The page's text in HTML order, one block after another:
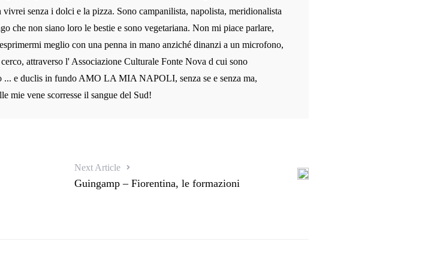
senza i dolci e la pizza. Sono campanilista, napolista, meridionalista
che non siano loro le bestie e sono vegetariana. Non mi piace parlare,
meglio con una penna in mano anziché dinanzi a un microfono,
attraverso l' Associazione Culturale Fonte Nova d cui sono
... e duclis in fundo AMO LA MIA NAPOLI, senza se e senza ma,
mie vene scorresse il sangue del Sud!
Next Article
Guingamp – Fiorentina, le formazioni